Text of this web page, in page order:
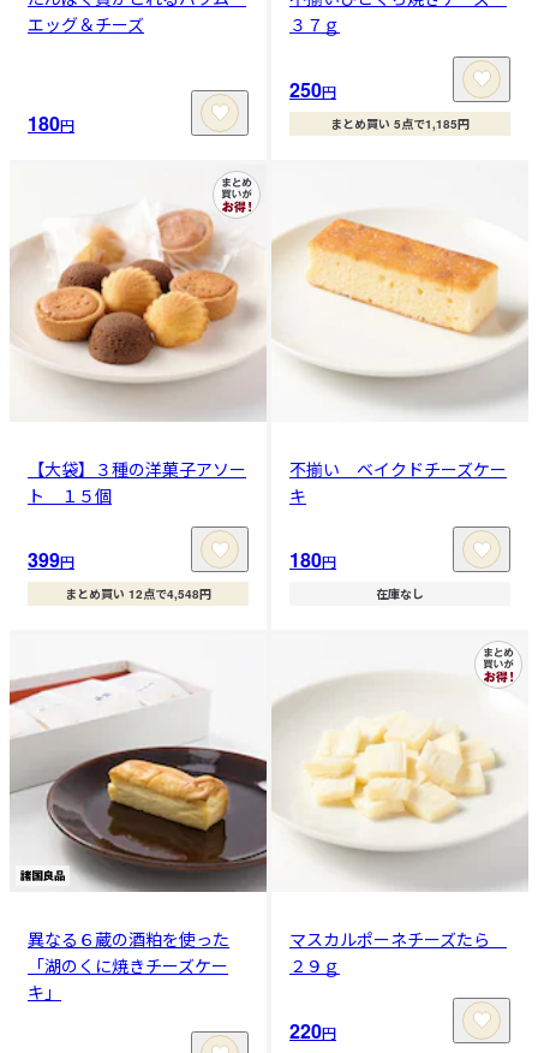
エッグ＆チーズ
180円
３７ｇ
250円
まとめ買い 5点で1,185円
【大袋】３種の洋菓子アソー
ト １５個
399円
まとめ買い 12点で4,548円
不揃い ベイクドチーズケー
キ
180円
在庫なし
異なる６蔵の酒粕を使った
「湖のくに焼きチーズケー
キ」
マスカルポーネチーズたら
２９ｇ
220円